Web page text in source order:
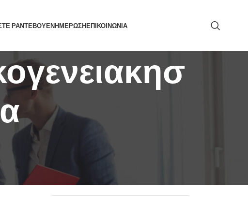
ΡΑΝΤΕΒΟΥΕΝΗΜΕΡΩΣΗΕΠΙΚΟΙΝΩΝΙΑ